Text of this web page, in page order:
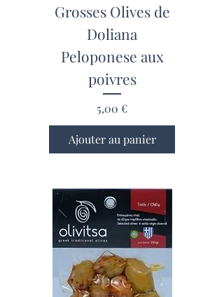
Grosses Olives de
Doliana
Peloponese aux
poivres
Prix
5,00 €
Ajouter au panier